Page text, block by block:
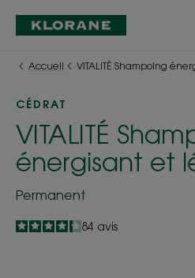
Accueil
VITALITÉ Shampoing
CÉDRAT
VITALITÉ
énergisant et
Permanent
4.3
/
5
84 avis